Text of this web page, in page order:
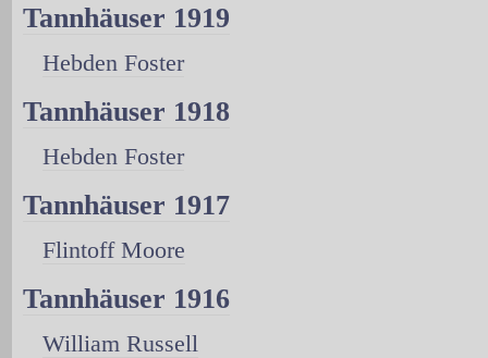
Tannhäuser 1919
Hebden Foster
Tannhäuser 1918
Hebden Foster
Tannhäuser 1917
Flintoff Moore
Tannhäuser 1916
William Russell